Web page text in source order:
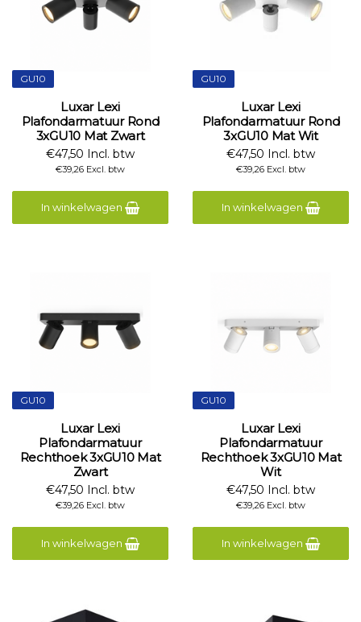
GU10
Luxar Lexi
Plafondarmatuur Rond
3xGU10 Mat Zwart
€47,50 Incl. btw
€39,26 Excl. btw
In winkelwagen
GU10
Luxar Lexi
Plafondarmatuur Rond
3xGU10 Mat Wit
€47,50 Incl. btw
€39,26 Excl. btw
In winkelwagen
GU10
Luxar Lexi
Plafondarmatuur
Rechthoek 3xGU10 Mat
Zwart
€47,50 Incl. btw
€39,26 Excl. btw
In winkelwagen
GU10
Luxar Lexi
Plafondarmatuur
Rechthoek 3xGU10 Mat
Wit
€47,50 Incl. btw
€39,26 Excl. btw
In winkelwagen